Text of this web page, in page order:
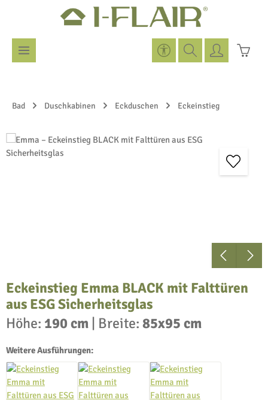
Zum Hauptinhalt springen
Werkzeugleiste anzeigen
Bad Duschkabinen Eckduschen Eckeinstieg
Bildergalerie überspringen
Eckeinstieg Emma BLACK mit Falttüren
aus ESG Sicherheitsglas
Höhe: 190 cm | Breite: 85x95 cm
Weitere Ausführungen: